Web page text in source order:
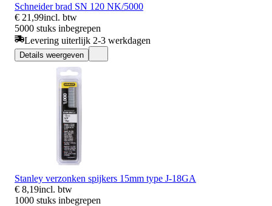
Schneider brad SN 120 NK/5000
€ 21,99incl. btw
5000 stuks inbegrepen
Levering uiterlijk 2-3 werkdagen
Details weergeven
Stanley verzonken spijkers 15mm type J-18GA
€ 8,19incl. btw
1000 stuks inbegrepen